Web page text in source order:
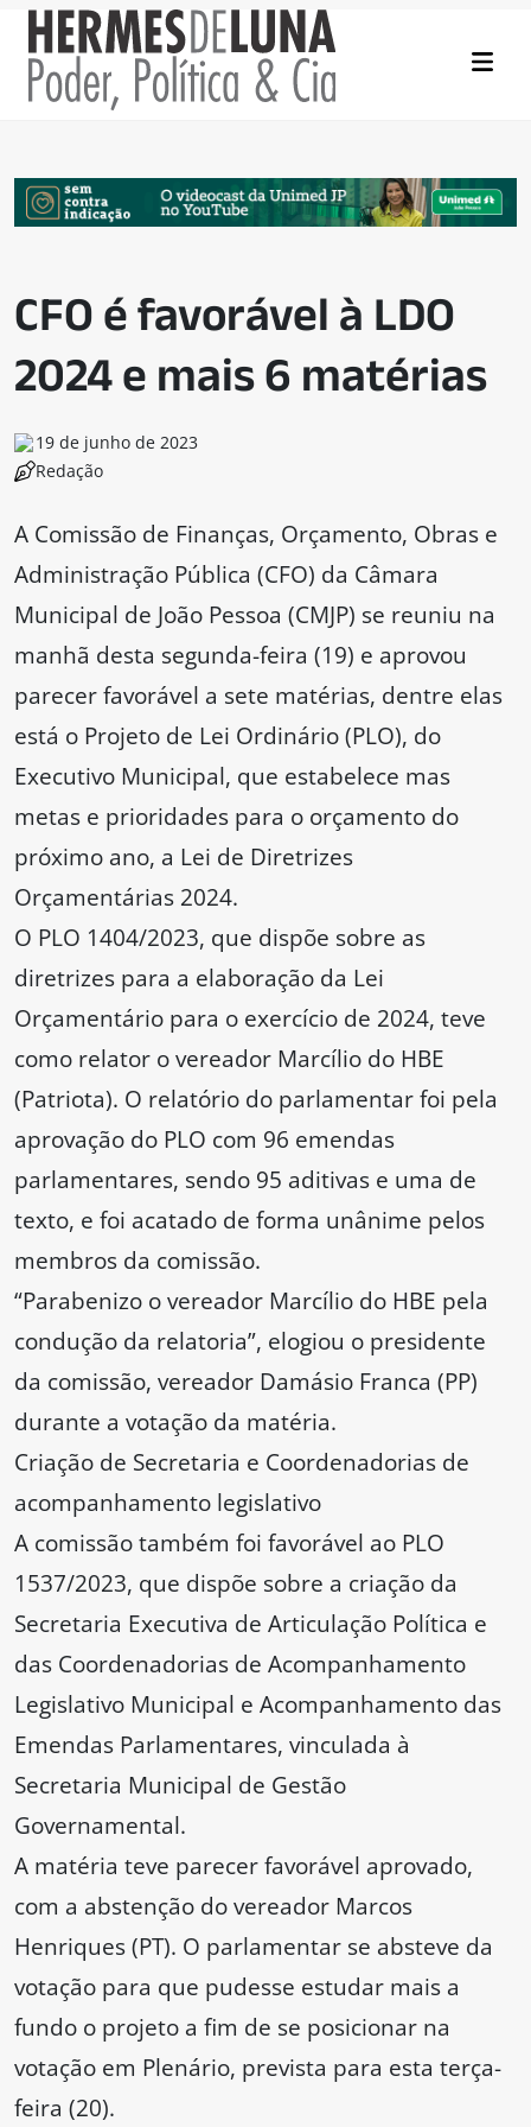
CFO é favorável à LDO
2024 e mais 6 matérias
19 de junho de 2023
Redação
A Comissão de Finanças, Orçamento, Obras e
Administração Pública (CFO) da Câmara
Municipal de João Pessoa (CMJP) se reuniu na
manhã desta segunda-feira (19) e aprovou
parecer favorável a sete matérias, dentre elas
está o Projeto de Lei Ordinário (PLO), do
Executivo Municipal, que estabelece mas
metas e prioridades para o orçamento do
próximo ano, a Lei de Diretrizes
Orçamentárias 2024.
O PLO 1404/2023, que dispõe sobre as
diretrizes para a elaboração da Lei
Orçamentário para o exercício de 2024, teve
como relator o vereador Marcílio do HBE
(Patriota). O relatório do parlamentar foi pela
aprovação do PLO com 96 emendas
parlamentares, sendo 95 aditivas e uma de
texto, e foi acatado de forma unânime pelos
membros da comissão.
“Parabenizo o vereador Marcílio do HBE pela
condução da relatoria”, elogiou o presidente
da comissão, vereador Damásio Franca (PP)
durante a votação da matéria.
Criação de Secretaria e Coordenadorias de
acompanhamento legislativo
A comissão também foi favorável ao PLO
1537/2023, que dispõe sobre a criação da
Secretaria Executiva de Articulação Política e
das Coordenadorias de Acompanhamento
Legislativo Municipal e Acompanhamento das
Emendas Parlamentares, vinculada à
Secretaria Municipal de Gestão
Governamental.
A matéria teve parecer favorável aprovado,
com a abstenção do vereador Marcos
Henriques (PT). O parlamentar se absteve da
votação para que pudesse estudar mais a
fundo o projeto a fim de se posicionar na
votação em Plenário, prevista para esta terça-
feira (20).